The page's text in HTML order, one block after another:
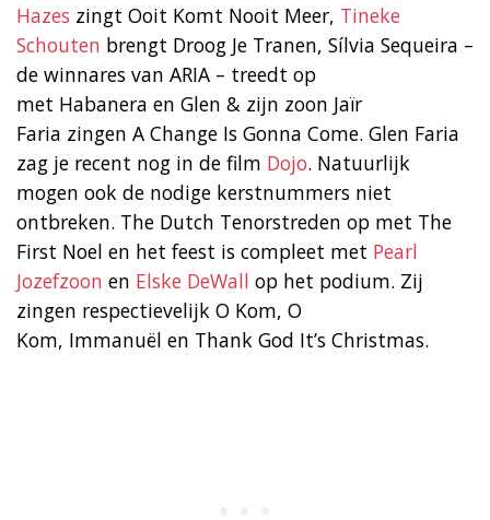
Hazes zingt Ooit Komt Nooit Meer, Tineke
Schouten brengt Droog Je Tranen, Sílvia Sequeira –
de winnares van ARIA – treedt op
met Habanera en Glen & zijn zoon Jaïr
Faria zingen A Change Is Gonna Come. Glen Faria
zag je recent nog in de film Dojo. Natuurlijk
mogen ook de nodige kerstnummers niet
ontbreken. The Dutch Tenorstreden op met The
First Noel en het feest is compleet met Pearl
Jozefzoon en Elske DeWall op het podium. Zij
zingen respectievelijk O Kom, O
Kom, Immanuël en Thank God It’s Christmas.